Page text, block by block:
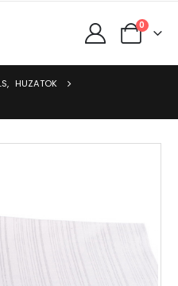
0
, HUZATOK